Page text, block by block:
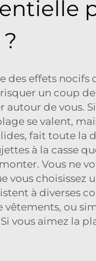
effets nocifs
un coup
de vous.
se valent,
fait toute la
à la casse
Vous ne
vous choisissez
à diverses
vêtements, ou
vous aimez la